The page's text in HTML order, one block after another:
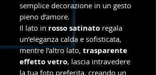
semplice decorazione in un gesto
pieno d’amore.
Il lato in rosso satinato regala
un’eleganza calda e sofisticata,
mentre l’altro lato, trasparente
effetto vetro, lascia intravedere
la tua foto preferita, creando un